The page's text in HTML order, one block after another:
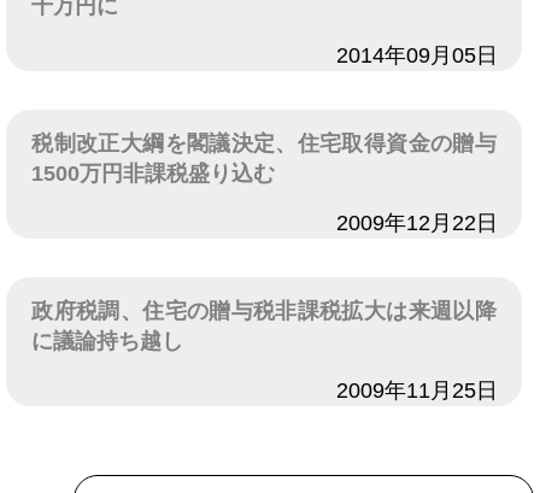
千万円に
2014年09月05日
税制改正大綱を閣議決定、住宅取得資金の贈与
1500万円非課税盛り込む
2009年12月22日
政府税調、住宅の贈与税非課税拡大は来週以降
に議論持ち越し
2009年11月25日